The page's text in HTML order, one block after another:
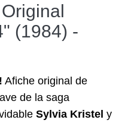
(1984) -
Afiche original de
de la saga
Sylvia Kristel y